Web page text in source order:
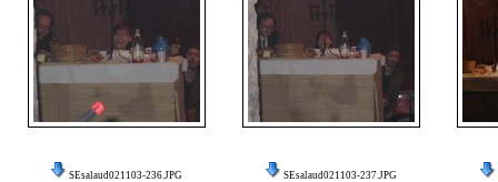
SEsalaud021103-236.JPG SEsalaud021103-237.JPG